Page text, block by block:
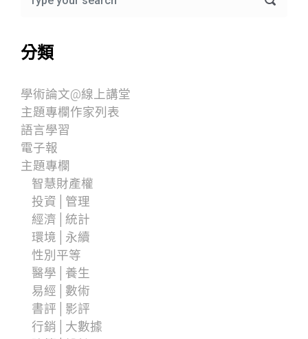
分類
學術論文@線上講堂
主題專欄作家列表
語言學習
電子報
主題專欄
智慧財產權
投資│管理
經濟│統計
環境│永續
性別平等
醫學│養生
易經│數術
書評│影評
行銷│大數據